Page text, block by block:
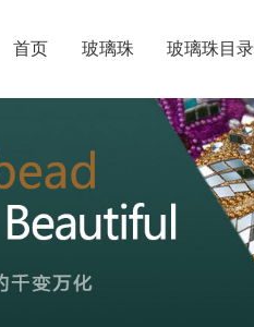
首页 玻璃珠 玻璃珠目录